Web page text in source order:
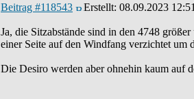
Beitrag #118543 Erstellt: 08.09.2023
Ja, die Sitzabstände sind in den 4748
einer Seite auf den Windfang verzichtet um
Die Desiro werden aber ohnehin kaum auf